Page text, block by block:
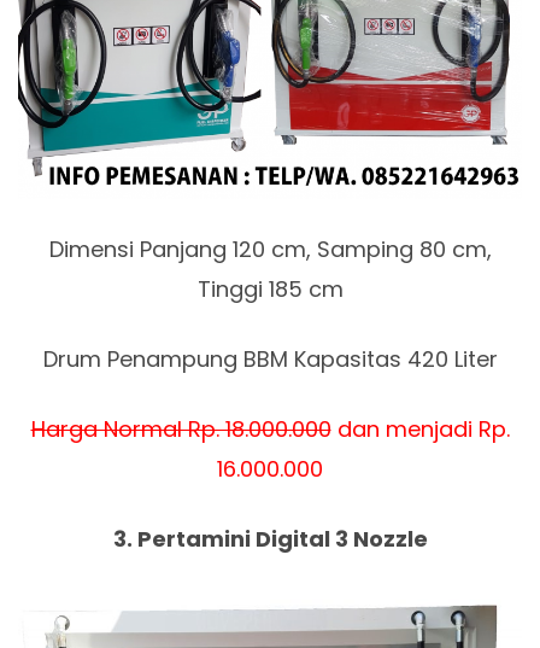
Dimensi Panjang 120 cm, Samping 80 cm,
Tinggi 185 cm
Drum Penampung BBM Kapasitas 420 Liter
Harga Normal Rp. 18.000.000dan menjadi Rp.
16.000.000
3. Pertamini Digital 3 Nozzle